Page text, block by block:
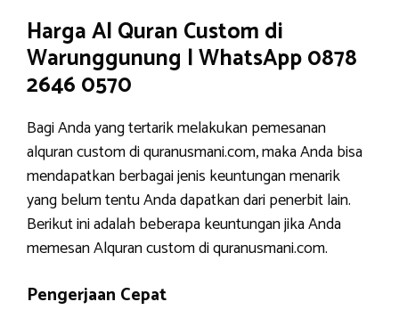
Harga Al Quran Custom di
Warunggunung | WhatsApp 0878
2646 0570
Bagi Anda yang tertarik melakukan pemesanan
alquran custom di quranusmani.com, maka Anda bisa
mendapatkan berbagai jenis keuntungan menarik
yang belum tentu Anda dapatkan dari penerbit lain.
Berikut ini adalah beberapa keuntungan jika Anda
memesan Alquran custom di quranusmani.com.
Pengerjaan Cepat